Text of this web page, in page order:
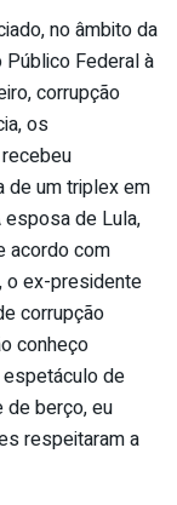
no âmbito da
Federal à
corrupção
os
de um triplex em
esposa de Lula,
acordo com
o ex-presidente
corrupção
conheço
de
de berço, eu
respeitaram a